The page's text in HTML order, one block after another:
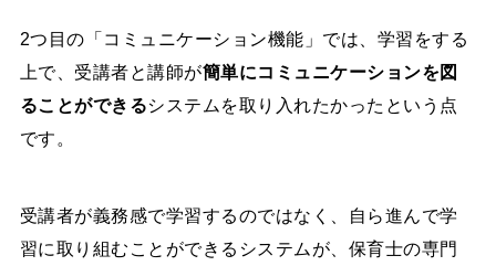
2つ目の「コミュニケーション機能」では、学習をする
上で、受講者と講師が簡単にコミュニケーションを図
ることができるシステムを取り入れたかったという点
です。
受講者が義務感で学習するのではなく、自ら進んで学
習に取り組むことができるシステムが、保育士の専門